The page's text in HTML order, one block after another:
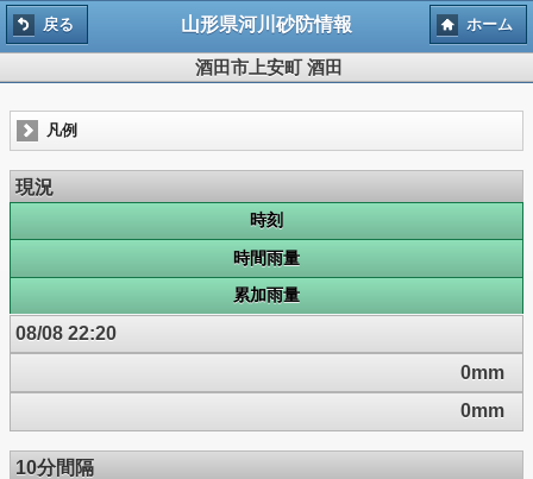
戻る 山形県河川砂防情報 ホーム
酒田市上安町 酒田
凡例
現況
時刻
時間雨量
累加雨量
08/08 22:20
0mm
0mm
10分間隔